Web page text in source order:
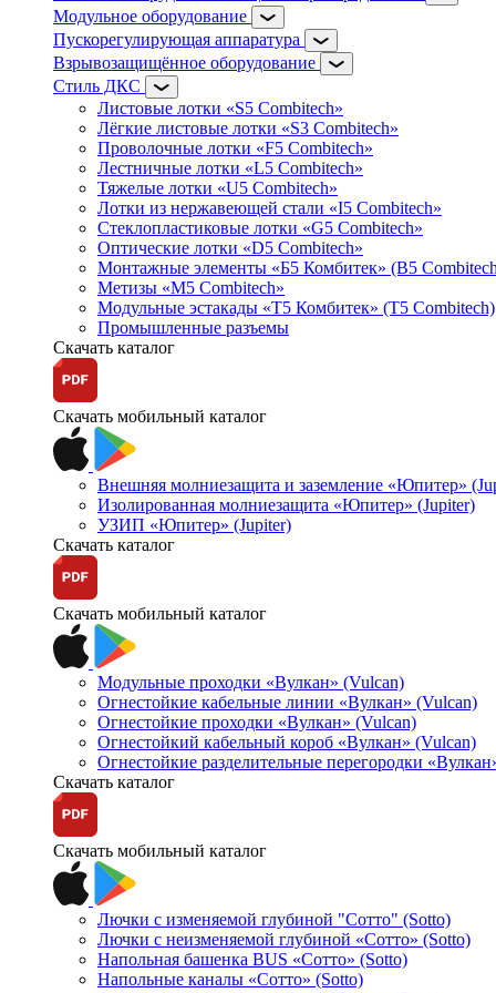
Модульное оборудование
Пускорегулирующая аппаратура
Взрывозащищённое оборудование
Стиль ДКС
Листовые лотки «S5 Combitech»
Лёгкие листовые лотки «S3 Combitech»
Проволочные лотки «F5 Combitech»
Лестничные лотки «L5 Combitech»
Тяжелые лотки «U5 Combitech»
Лотки из нержавеющей стали «I5 Combitech»
Стеклопластиковые лотки «G5 Combitech»
Оптические лотки «D5 Combitech»
Монтажные элементы «Б5 Комбитек» (B5
Метизы «M5 Combitech»
Модульные эстакады «Т5 Комбитек» (T5 Combitech)
Промышленные разъемы
Скачать каталог
Скачать мобильный каталог
Внешняя молниезащита и заземление «Юпитер»
Изолированная молниезащита «Юпитер» (Jupiter)
УЗИП «Юпитер» (Jupiter)
Скачать каталог
Скачать мобильный каталог
Модульные проходки «Вулкан» (Vulcan)
Огнестойкие кабельные линии «Вулкан» (Vulcan)
Огнестойкие проходки «Вулкан» (Vulcan)
Огнестойкий кабельный короб «Вулкан» (Vulcan)
Огнестойкие разделительные перегородки
Скачать каталог
Скачать мобильный каталог
Лючки с изменяемой глубиной "Сотто" (Sotto)
Лючки с неизменяемой глубиной «Сотто» (Sotto)
Напольная башенка BUS «Сотто» (Sotto)
Напольные каналы «Сотто» (Sotto)